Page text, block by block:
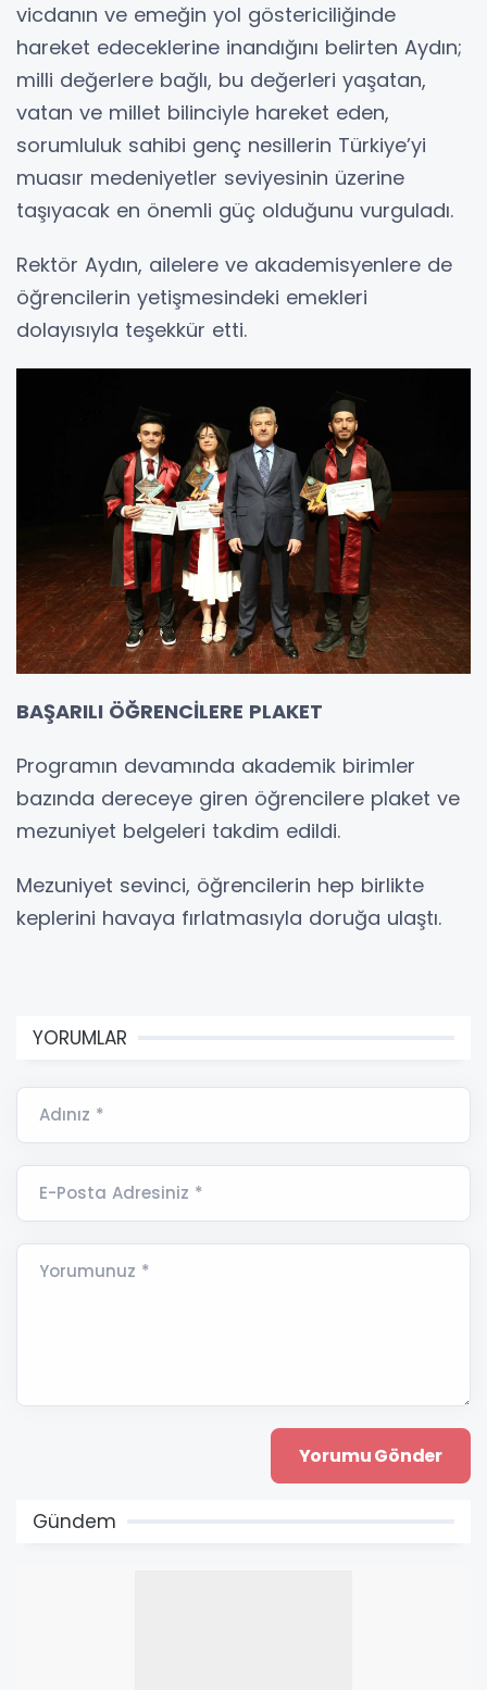
vicdanın ve emeğin yol göstericiliğinde
hareket edeceklerine inandığını belirten Aydın;
milli değerlere bağlı, bu değerleri yaşatan,
vatan ve millet bilinciyle hareket eden,
sorumluluk sahibi genç nesillerin Türkiye’yi
muasır medeniyetler seviyesinin üzerine
taşıyacak en önemli güç olduğunu vurguladı.
Rektör Aydın, ailelere ve akademisyenlere de
öğrencilerin yetişmesindeki emekleri
dolayısıyla teşekkür etti.
BAŞARILI ÖĞRENCİLERE PLAKET
Programın devamında akademik birimler
bazında dereceye giren öğrencilere plaket ve
mezuniyet belgeleri takdim edildi.
Mezuniyet sevinci, öğrencilerin hep birlikte
keplerini havaya fırlatmasıyla doruğa ulaştı.
YORUMLAR
Adınız *
E-Posta Adresiniz *
Yorumunuz *
Gündem